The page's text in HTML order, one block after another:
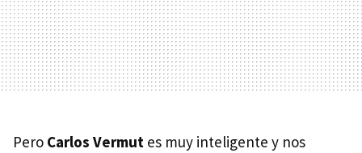
Pero Carlos Vermut es muy inteligente y nos